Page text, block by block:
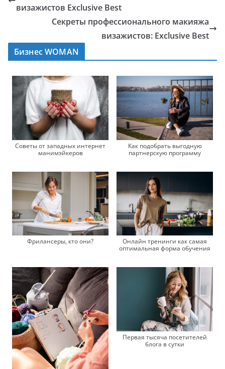
визажистов Exclusive Best
Секреты профессионального макияжа
визажистов: Exclusive Best
Бизнес WOMAN
Советы от западных интернет
манимэйкеров
Как подобрать выгодную
партнерскую программу
Фрилансеры, кто они?
Онлайн тренинги как самая
оптимальная форма обучения
Первая тысяча посетителей
блога в сутки